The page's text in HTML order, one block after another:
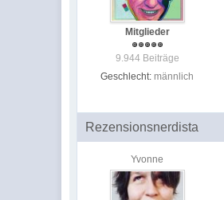
Mitglieder
9.944 Beiträge
Geschlecht: männlich
Rezensionsnerdista
Yvonne